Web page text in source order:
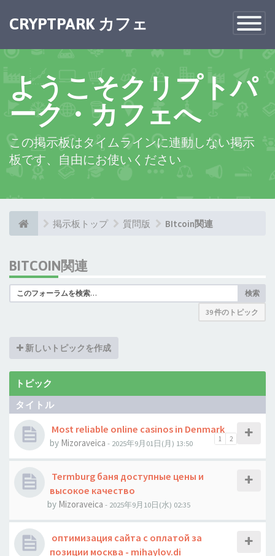
Toggle
CRYPTPARK カフェ ×
ようこそクリプトパ
ーク・カフェへ
この掲示板はタイムラインに連動しない掲示
板です、自由にお使いください
掲示板トップ 質問版 BItcoin関連
BITCOIN関連
検索
39 件のトピック
新しいトピックを作成
トピック
タイトル
Most reliable online casinos in Denmark
1 2
by Mizoraveica - 2025年9月01日(月) 13:50
Termburg баня доступные цены и
высокое качество
by Mizoraveica - 2025年9月10日(水) 02:35
оптимизация сайта с оплатой за
позиции москва - mihaylov.di